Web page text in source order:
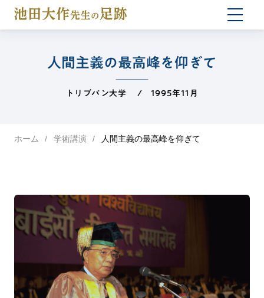
人間主義の最高峰を仰ぎて
トリブバン大学 / 1995年11月
ホーム 学術講演 人間主義の最高峰を仰ぎて